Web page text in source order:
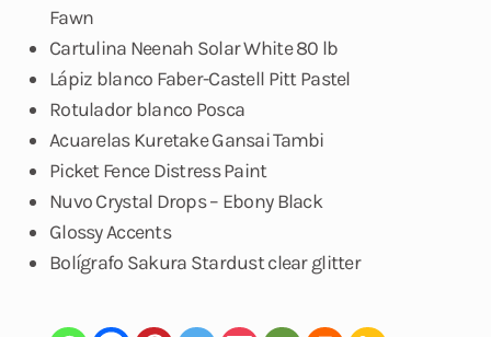
Fawn
Cartulina Neenah Solar White 80 lb
Lápiz blanco Faber-Castell Pitt Pastel
Rotulador blanco Posca
Acuarelas Kuretake Gansai Tambi
Picket Fence Distress Paint
Nuvo Crystal Drops – Ebony Black
Glossy Accents
Bolígrafo Sakura Stardust clear glitter